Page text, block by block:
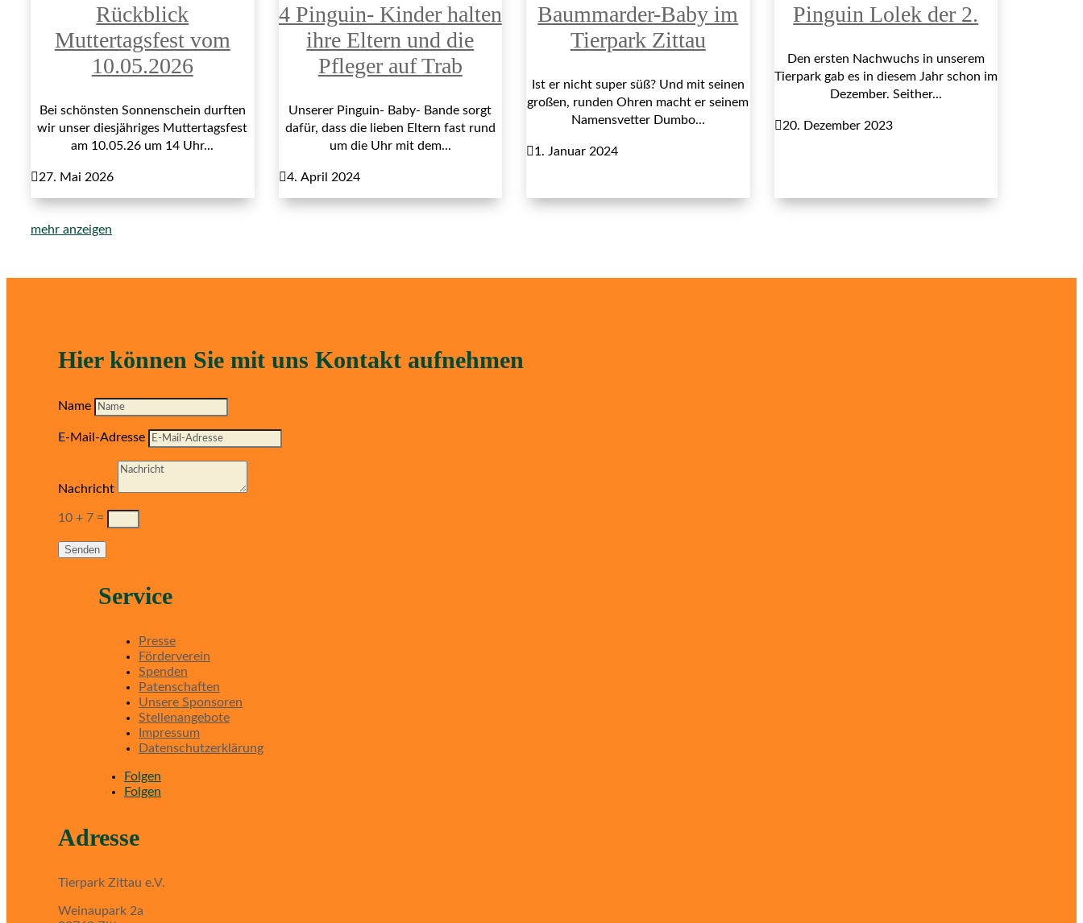
Rückblick
Muttertagsfest vom
10.05.2026
Bei schönsten Sonnenschein durften
wir unser diesjähriges Muttertagsfest
am 10.05.26 um 14 Uhr...
27. Mai 2026
4 Pinguin- Kinder halten
ihre Eltern und die
Pfleger auf Trab
Unserer Pinguin- Baby- Bande sorgt
dafür, dass die lieben Eltern fast rund
um die Uhr mit dem...
4. April 2024
Baummarder-Baby im
Tierpark Zittau
Ist er nicht super süß? Und mit seinen
großen, runden Ohren macht er seinem
Namensvetter Dumbo...
1. Januar 2024
Pinguin Lolek der 2.
Den ersten Nachwuchs in unserem
Tierpark gab es in diesem Jahr schon im
Dezember. Seither...
20. Dezember 2023
mehr anzeigen
Hier können Sie mit uns Kontakt aufnehmen
Name
E-Mail-Adresse
Nachricht
10 + 7 =
Senden
Service
Presse
Förderverein
Spenden
Patenschaften
Unsere Sponsoren
Stellenangebote
Impressum
Datenschutzerklärung
Folgen
Folgen
Adresse
Tierpark Zittau e.V.
Weinaupark 2a